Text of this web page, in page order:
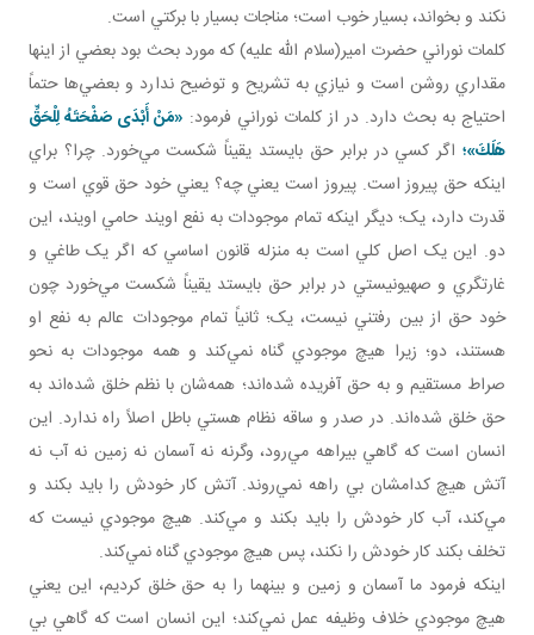
نکند و بخواند، بسيار خوب است؛ مناجات بسيار با برکتي است.
کلمات نوراني حضرت امير(سلام الله عليه) که مورد بحث بود بعضي از اينها
مقداري روشن است و نيازي به تشريح و توضيح ندارد و بعضي‌ها حتماً
احتياج به بحث دارد. در از کلمات نوراني فرمود: «مَنْ أَبْدَى صَفْحَتَهُ لِلْحَقِّ
هَلَكَ»؛ اگر کسي در برابر حق بايستد يقيناً شکست مي‌خورد. چرا؟ براي
اينکه حق پيروز است. پيروز است يعني چه؟ يعني خود حق قوي است و
قدرت دارد، يک؛ ديگر اينکه تمام موجودات به نفع اويند حامي اويند، اين
دو. اين يک اصل کلي است به منزله قانون اساسي که اگر يک طاغي و
غارتگري و صهيونيستي در برابر حق بايستد يقيناً شکست مي‌خورد چون
خود حق از بين رفتني نيست، يک؛ ثانياً تمام موجودات عالم به نفع او
هستند، دو؛ زيرا هيچ موجودي گناه نمي‌کند و همه موجودات به نحو
صراط مستقيم و به حق آفريده شده‌اند؛ همه‌شان با نظم خلق شده‌اند به
حق خلق شده‌اند. در صدر و ساقه نظام هستي باطل اصلاً راه ندارد. اين
انسان است که گاهي بيراهه مي‌رود، وگرنه نه آسمان نه زمين نه آب نه
آتش هيچ کدامشان بي راهه نمي‌روند. آتش کار خودش را بايد بکند و
مي‌کند، آب کار خودش را بايد بکند و مي‌کند. هيچ موجودي نيست که
تخلف بکند کار خودش را نکند، پس هيچ موجودي گناه نمي‌کند.
اينکه فرمود ما آسمان و زمين و بينهما را به حق خلق کرديم، اين يعني
هيچ موجودي خلاف وظيفه عمل نمي‌کند؛ اين انسان است که گاهي بي